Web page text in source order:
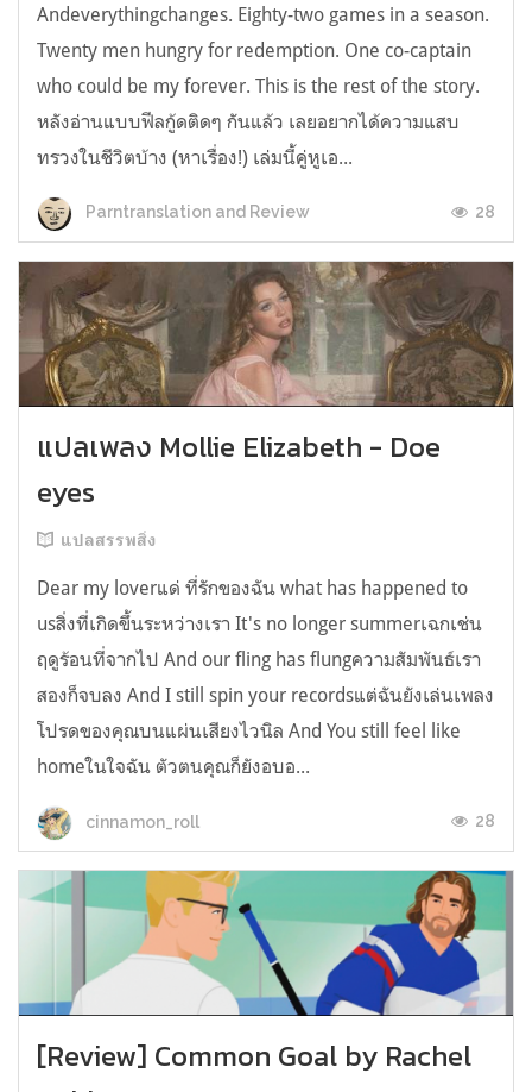
Andeverythingchanges. Eighty-two games in a season.
Twenty men hungry for redemption. One co-captain
who could be my forever. This is the rest of the story.
หลังอ่านแบบฟีลกู้ดติดๆ กันแล้ว เลยอยากได้ความแสบ
ทรวงในชีวิตบ้าง (หาเรื่อง!) เล่มนี้คู่หูเอ...
Parntranslation and Review 28
แปลเพลง Mollie Elizabeth - Doe
eyes
แปลสรรพสิ่ง
Dear my loverแด่ ที่รักของฉัน what has happened to
usสิ่งที่เกิดขึ้นระหว่างเรา It's no longer summerเฉกเช่น
ฤดูร้อนที่จากไป And our fling has flungความสัมพันธ์เรา
สองก็จบลง And I still spin your recordsแต่ฉันยังเล่นเพลง
โปรดของคุณบนแผ่นเสียงไวนิล And You still feel like
homeในใจฉัน ตัวตนคุณก็ยังอบอ...
cinnamon_roll 28
[Review] Common Goal by Rachel